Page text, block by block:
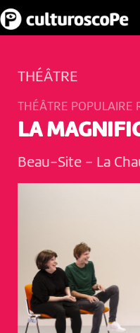
THÉÂTRE
THÉÂTRE POPULAIRE
LA
Beau-Site - La